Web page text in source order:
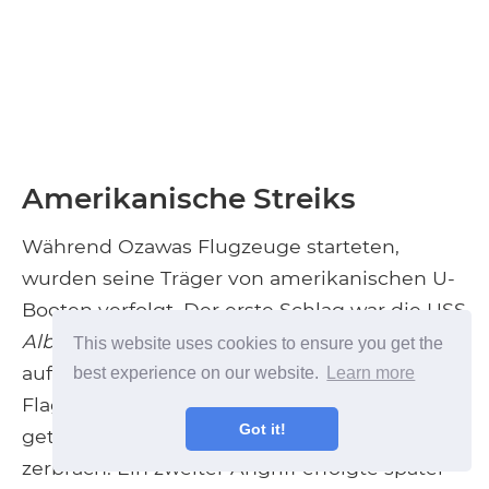
This website uses cookies to ensure you get the
best experience on our website.
Learn more
Got it!
Amerikanische Streiks
Während Ozawas Flugzeuge starteten,
wurden seine Träger von amerikanischen U-
Booten verfolgt. Der erste Schlag war die USS
Albacoredie eine Verbreitung von Torpedos
auf den Träger feuerteTaiho. Ozawas
Flaggschiff,
Taihowurde von einem
getroffen, der zwei Flugzeugtreibstofftanks
zerbrach. Ein zweiter Angriff erfolgte später